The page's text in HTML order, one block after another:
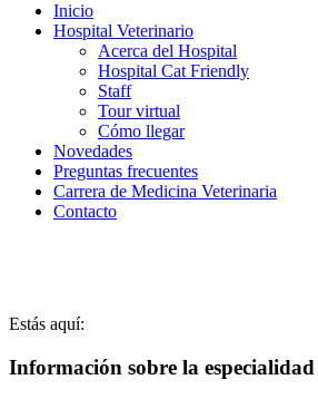
Inicio
Hospital Veterinario
Acerca del Hospital
Hospital Cat Friendly
Staff
Tour virtual
Cómo llegar
Novedades
Preguntas frecuentes
Carrera de Medicina Veterinaria
Contacto
Estás aquí:
Información sobre la especialidad